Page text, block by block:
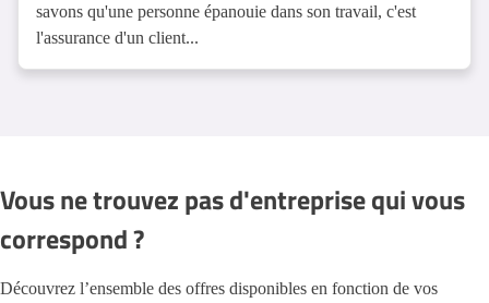
savons qu'une personne épanouie dans son travail, c'est
l'assurance d'un client...
Vous ne trouvez pas d'entreprise qui vous
correspond ?
Découvrez l’ensemble des offres disponibles en fonction de vos